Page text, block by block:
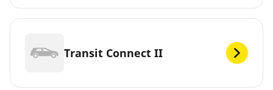
Transit Connect II